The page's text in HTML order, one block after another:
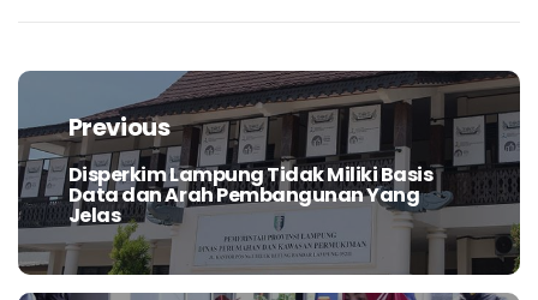
Navigasi
posPrevious
Previous
post:
Disperkim Lampung Tidak Miliki Basis
Data dan Arah Pembangunan Yang
Jelas